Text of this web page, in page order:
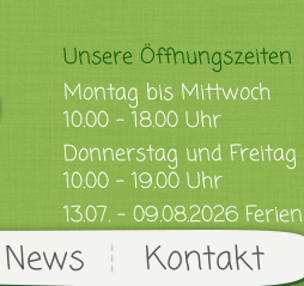
News Kontakt
Unsere Öffnungszeiten
Montag bis Mittwoch
10.00 - 18.00 Uhr
Donnerstag und Freitag
10.00 - 19.00 Uhr
13.07. - 09.08.2026 Ferien